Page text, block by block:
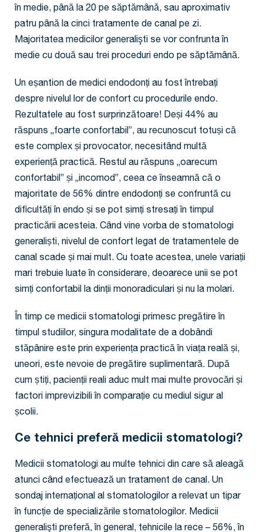
în medie, până la 20 pe săptămână, sau aproximativ
patru până la cinci tratamente de canal pe zi.
Majoritatea medicilor generalişti se vor confrunta în
medie cu două sau trei proceduri endo pe săptămână.
Un eșantion de medici endodonți au fost întrebați
despre nivelul lor de confort cu procedurile endo.
Rezultatele au fost surprinzătoare! Deși 44% au
răspuns „foarte confortabil”, au recunoscut totuși că
este complex și provocator, necesitând multă
experiență practică. Restul au răspuns „oarecum
confortabil” și „incomod”, ceea ce înseamnă că o
majoritate de 56% dintre endodonți se confruntă cu
dificultăți în endo și se pot simți stresați în timpul
practicării acesteia. Când vine vorba de stomatologi
generaliști, nivelul de confort legat de tratamentele de
canal scade și mai mult. Cu toate acestea, unele variații
mari trebuie luate în considerare, deoarece unii se pot
simți confortabil la dinții monoradiculari și nu la molari.
În timp ce medicii stomatologi primesc pregătire în
timpul studiilor, singura modalitate de a dobândi
stăpânire este prin experiența practică în viața reală și,
uneori, este nevoie de pregătire suplimentară. După
cum știți, pacienții reali aduc mult mai multe provocări și
factori imprevizibili în comparație cu mediul sigur al
școlii.
Ce tehnici preferă medicii stomatologi?
Medicii stomatologi au multe tehnici din care să aleagă
atunci când efectuează un tratament de canal. Un
sondaj internațional al stomatologilor a relevat un tipar
în funcție de specializările stomatologilor. Medicii
generalişti preferă, în general, tehnicile la rece – 56%, în